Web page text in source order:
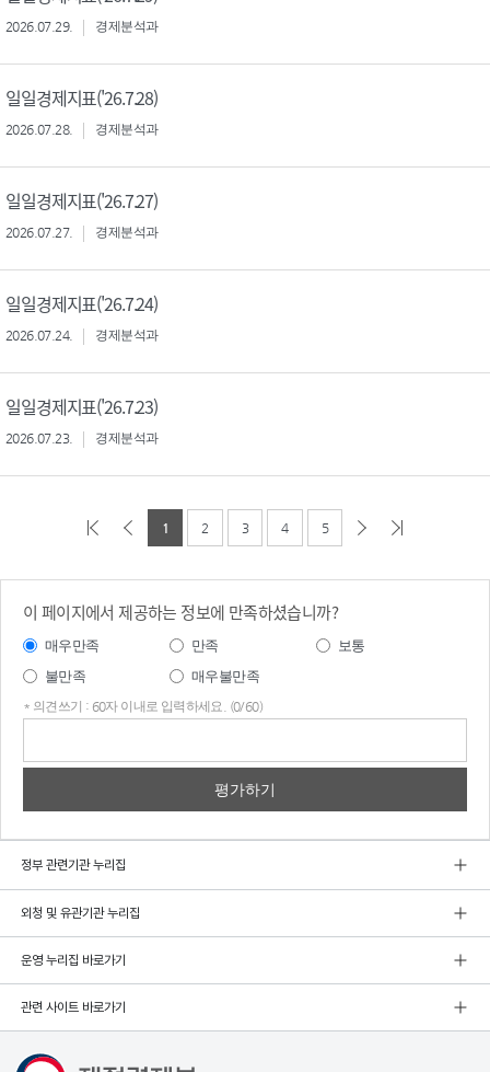
2026.07.29. 경제분석과
일일경제지표('26.7.28)
2026.07.28. 경제분석과
일일경제지표('26.7.27)
2026.07.27. 경제분석과
일일경제지표('26.7.24)
2026.07.24. 경제분석과
일일경제지표('26.7.23)
2026.07.23. 경제분석과
1 2 3 4 5
이 페이지에서 제공하는 정보에 만족하셨습니까?
매우만족 만족
보통
불만족
매우불만족
* 의견쓰기 : 60자 이내로 입력하세요. (0/60)
정부 관련기관 누리집
외청 및 유관기관 누리집
운영 누리집 바로가기
관련 사이트 바로가기